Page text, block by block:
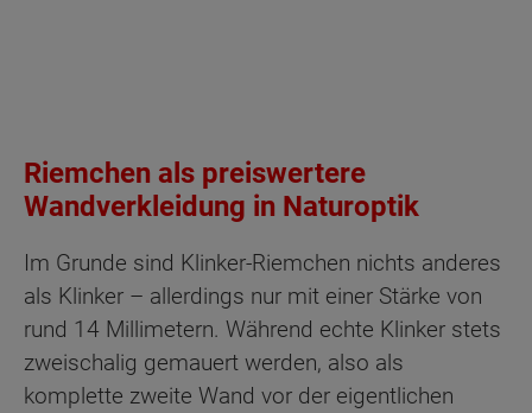
Riemchen als preiswertere
Wandverkleidung in Naturoptik
Im Grunde sind Klinker-Riemchen nichts anderes
als Klinker – allerdings nur mit einer Stärke von
rund 14 Millimetern. Während echte Klinker stets
zweischalig gemauert werden, also als
komplette zweite Wand vor der eigentlichen